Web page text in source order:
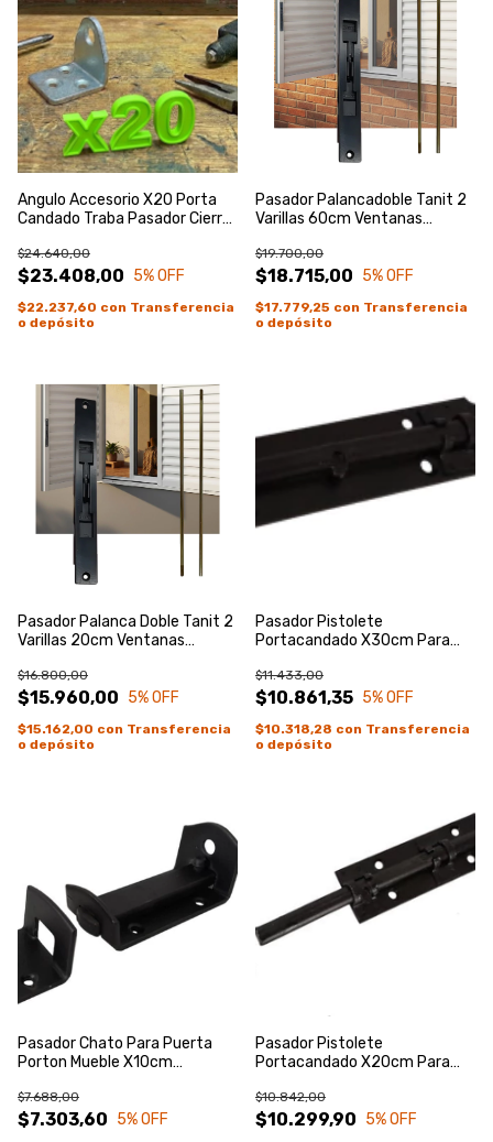
Angulo Accesorio X20 Porta
Candado Traba Pasador Cierre
$23.408,00
$24.640,00
5% OFF
$22.237,60 con Transferencia
o depósito
Pasador Palancadoble Tanit 2
Varillas 60cm Ventanas
$18.715,00
$19.700,00
5% OFF
$17.779,25 con Transferencia
o depósito
Pasador Palanca Doble Tanit 2
Varillas 20cm Ventanas
$15.960,00
$16.800,00
5% OFF
$15.162,00 con Transferencia
o depósito
Pasador Pistolete
Portacandado X30cm Para
$10.861,35
$11.433,00
5% OFF
$10.318,28 con Transferencia
o depósito
Pasador Chato Para Puerta
Porton Mueble X10cm
$7.303,60
$7.688,00
5% OFF
Pasador Pistolete
Portacandado X20cm Para
$10.299,90
$10.842,00
5% OFF